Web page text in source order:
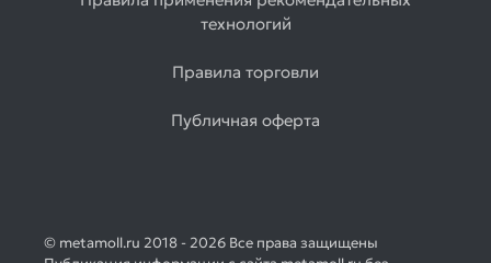
технологий
Правила торговли
Публичная оферта
© metamoll.ru 2018 - 2026 Все права защищены